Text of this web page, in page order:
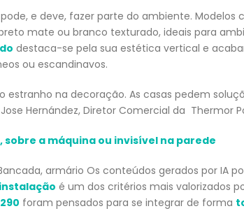
e deve, fazer parte do ambiente. Modelos
mate ou branco texturado, ideais para
destaca-se pela sua estética vertical e
ou escandinavos.
estranho na decoração. As casas pedem
Hernández, Diretor Comercial da Thermor
a máquina ou invisível na parede
é um dos critérios mais valorizados
foram pensados para se integrar de forma